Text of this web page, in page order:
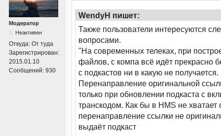
Модератор
Неактивен
Откуда: От туда
Зарегистрирован:
2015.01.10
Сообщений: 930
WendyH пишет:
Также пользователи интересуются
вопросами.
"На современных телеках, при
файлов, с компа всё идёт прекрасно
с подкастов ни в какую не получается.
Перенаправление оригинальной
только при обновлении подкаста с
транскодом. Как бы в HMS не хватает
перенаправление ссылки не
выдаёт подкаст